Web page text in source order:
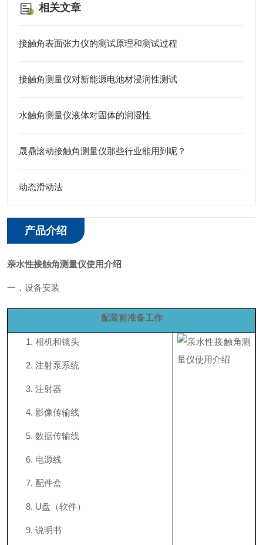
相关文章
接触角表面张力仪的测试原理和测试过程
接触角测量仪对新能源电池材浸润性测试
水触角测量仪液体对固体的润湿性
晟鼎滚动接触角测量仪那些行业能用到呢？
动态滑动法
产品介绍
亲水性接触角测量仪使用介绍
一，设备安装
配装前准备工作
1. 相机和镜头
2. 注射泵系统
3. 注射器
4. 影像传输线
5. 数据传输线
6. 电源线
7. 配件盒
8. U盘（软件）
9. 说明书